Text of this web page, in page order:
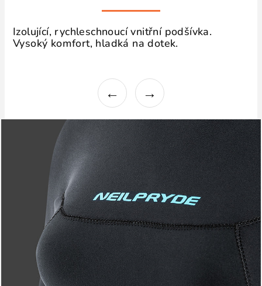
Izolující, rychleschnoucí vnitřní podšívka.
Vysoký komfort, hladká na dotek.
← →